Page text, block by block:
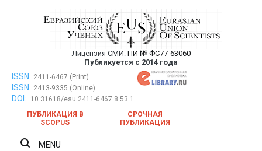
Евразийский Союз Ученых —
публикация научных статей в
ежемесячном научном журнале
Лицензия СМИ: ПИ № ФС77-63060
Публикуется с 2014 года
Евразийский Союз Ученых — публикация научных статей в
ежемесячном научном журнале
ISSN: 2411-6467 (Print)
ISSN: 2413-9335 (Online)
DOI:
10.31618/esu.2411-6467.8.53.1
ПУБЛИКАЦИЯ В
SCOPUS
СРОЧНАЯ
ПУБЛИКАЦИЯ
MENU